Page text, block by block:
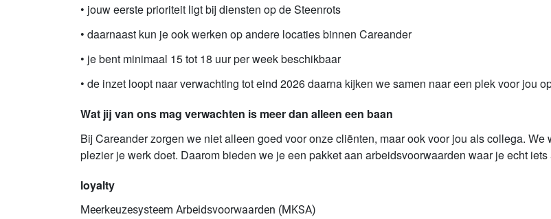
• jouw eerste prioriteit ligt bij diensten op de Steenrots
• daarnaast kun je ook werken op andere locaties binnen Careander
• je bent minimaal 15 tot 18 uur per week beschikbaar
• de inzet loopt naar verwachting tot eind 2026 daarna kijken we samen naar een plek voor jou
Wat jij van ons mag verwachten is meer dan alleen een baan
Bij Careander zorgen we niet alleen goed voor onze cliënten, maar ook voor jou als collega.
plezier je werk doet. Daarom bieden we je een pakket aan arbeidsvoorwaarden waar je echt iets
loyalty
Meerkeuzesysteem Arbeidsvoorwaarden (MKSA)